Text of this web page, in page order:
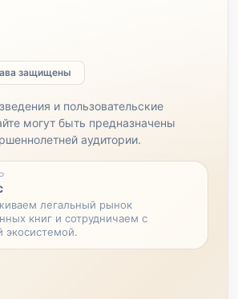
защищены
и пользовательские
могут быть предназначены
аудитории.
легальный рынок
книг и сотрудничаем с
экосистемой.